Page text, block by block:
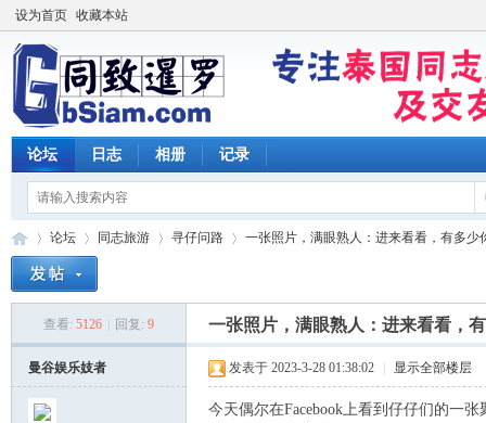
设为首页 收藏本站
论坛 日志 相册 记录
论坛
›
同志旅游
›
寻仔问路
›
一张照片，满眼熟人：进来看看，有多少
查看: 5126 回复: 9 一张照片，满眼熟人：进来看看，
曼谷娱乐妓者 发表于 2023-3-28 01:38:02 显示全部楼层
今天偶尔在Facebook上看到仔仔们的一